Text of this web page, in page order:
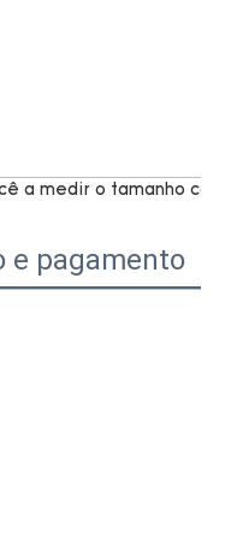
a medir o tamanho
e pagamento